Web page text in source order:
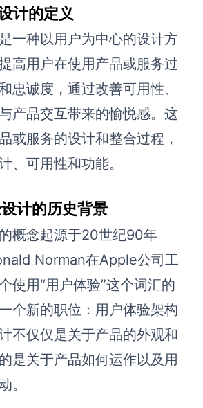
在线绘图
思维和灵感整理
流程整理
客户旅程图
路线图
ER图
UML图
数据流图
计的定义
一种以用户为中心的设计方
高用户在使用产品或服务过
忠诚度，通过改善可用性、
产品交互带来的愉悦感。这
或服务的设计和整合过程，
、可用性和功能。
计的历史背景
概念起源于20世纪90年
Norman在Apple公司工
使用“用户体验”这个词汇的
个新的职位：用户体验架构
不仅仅是关于产品的外观和
是关于产品如何运作以及用
。